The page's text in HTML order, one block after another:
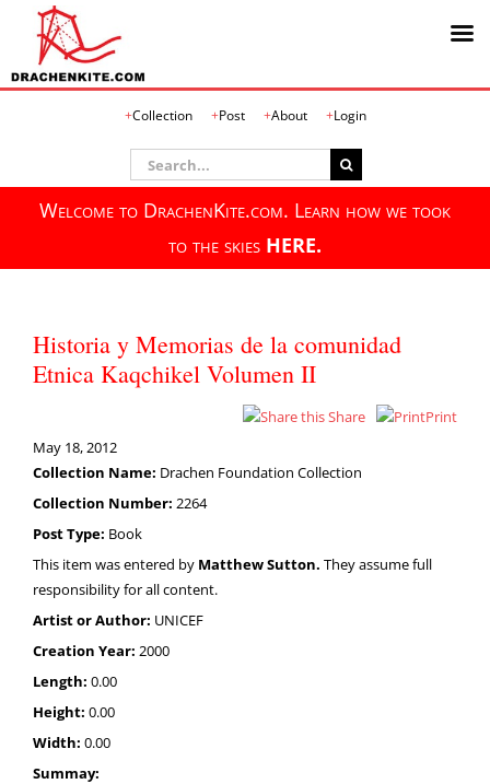
Collection Post About Login
Search
for:
Welcome to DrachenKite.com. Learn how we took
to the skies HERE.
Historia y Memorias de la comunidad
Etnica Kaqchikel Volumen II
Share
Print
May 18, 2012
Collection Name: Drachen Foundation Collection
Collection Number: 2264
Post Type: Book
This item was entered by Matthew Sutton. They assume full
responsibility for all content.
Artist or Author: UNICEF
Creation Year: 2000
Length: 0.00
Height: 0.00
Width: 0.00
Summay: